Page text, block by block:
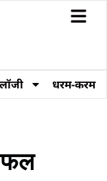
धरम-करम